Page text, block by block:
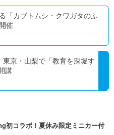
「カブトムシ・クワガタのふ
催
京・山梨で「教育を深堀す
講
初コラボ！夏休み限定ミニカー付